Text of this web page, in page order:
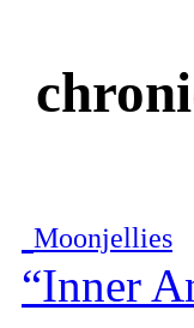
Moonjellies
“Inner